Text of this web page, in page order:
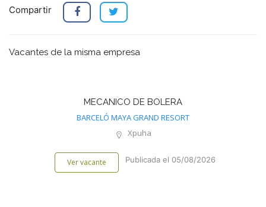
Compartir
Vacantes de la misma empresa
MECANICO DE BOLERA
BARCELÓ MAYA GRAND RESORT
Xpuha
Ver vacante Publicada el 05/08/2026